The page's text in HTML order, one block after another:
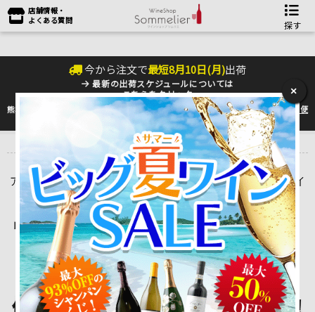
店舗情報・
よくある質問
探す
今から注文で最短8月10日(月)出荷
最新の出荷スケジュールについては
こちらをクリック
熊本地震の影響により九州への配送に遅れが生じております。最新情報は佐川急便
のHP
をご確認下さい。
こだわりの食品 ＞オリーブオイル
Alva Oliva
アルヴァ・オリーヴァ エクストラ・バージン・オリーブオイ
ル通販
×